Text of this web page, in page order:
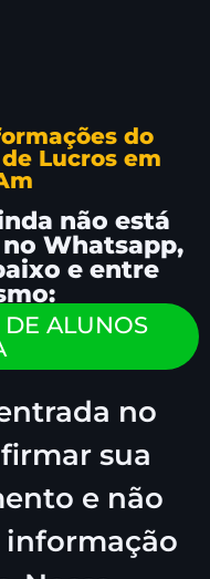
do
Lucros em
não está
Whatsapp,
e entre
ALUNOS
no
sua
e não